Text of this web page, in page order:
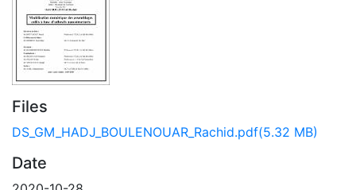
Files
DS_GM_HADJ_BOULENOUAR_Rachid.pdf(5.32 MB)
Date